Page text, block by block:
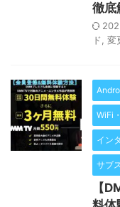
徹底
ド
変
WiFi
イン
サブ
【